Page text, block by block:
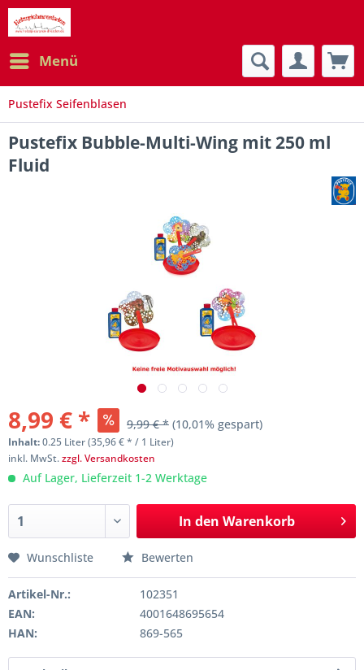
Menü
Pustefix Seifenblasen
Pustefix Bubble-Multi-Wing mit 250 ml
Fluid
8,99 € * 9,99 € * (10,01% gespart)
Inhalt:0.25 Liter (35,96 € * / 1 Liter)
inkl. MwSt.zzgl. Versandkosten
Auf Lager, Lieferzeit 1-2 Werktage
In den Warenkorb
Wunschliste Bewerten
Artikel-Nr.:
102351
EAN:
4001648695654
HAN:
869-565